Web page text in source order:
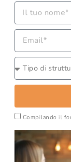
Compilando il